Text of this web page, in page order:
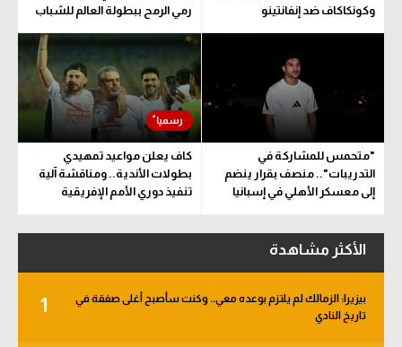
وكونكاكاف ضد إنفانتينو
رمي الرمح ببطولة العالم للشباب
"متحمس للمشاركة في
التدريبات".. منصف بقرار ينضم
إلى معسكر الأهلي في إسبانيا
كاف يعلن مواعيد تمهيدي
بطولات الأندية.. ومناقشة آلية
تنفيذ دوري الأمم الإفريقية
الأكثر مشاهدة
1
بيزيرا: الزمالك لم يلتزم بوعده معي.. وكنت سأصبح أغلى صفقة في
تاريخ النادي